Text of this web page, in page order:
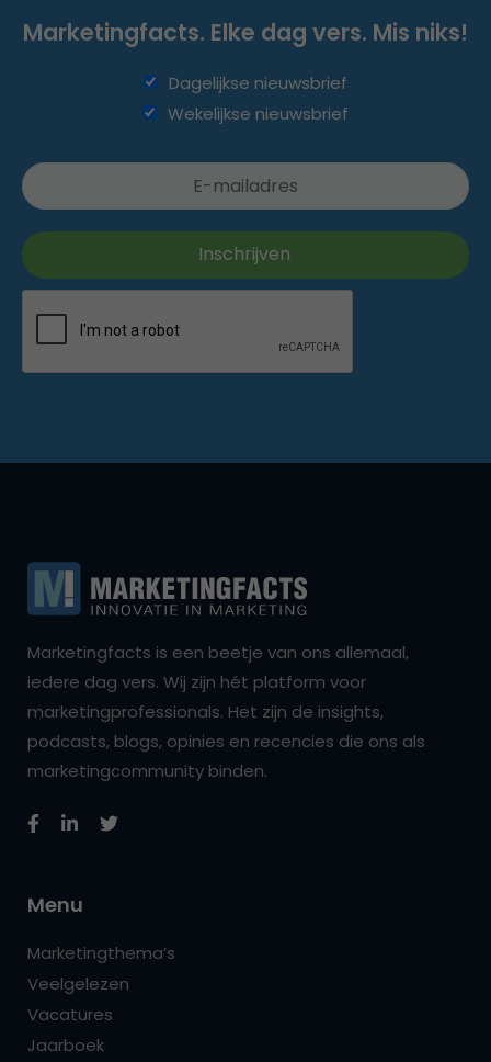
Marketingfacts. Elke dag vers. Mis niks!
Dagelijkse nieuwsbrief
Wekelijkse nieuwsbrief
Marketingfacts is een beetje van ons allemaal,
iedere dag vers. Wij zijn hét platform voor
marketingprofessionals. Het zijn de insights,
podcasts, blogs, opinies en recencies die ons als
marketingcommunity binden.
Menu
Marketingthema’s
Veelgelezen
Vacatures
Jaarboek